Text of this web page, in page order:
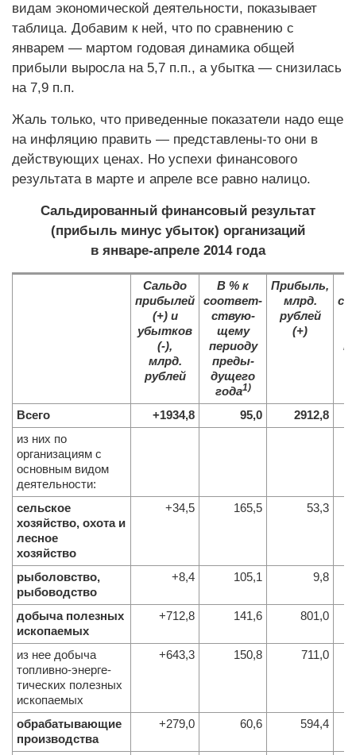
видам экономической деятельности, показывает
таблица. Добавим к ней, что по сравнению с
январем — мартом годовая динамика общей
прибыли выросла на 5,7 п.п., а убытка — снизилась
на 7,9 п.п.
Жаль только, что приведенные показатели надо еще
на инфляцию править — представлены-то они в
действующих ценах. Но успехи финансового
результата в марте и апреле все равно налицо.
Сальдированный финансовый результат
(прибыль минус убыток) организаций
в январе-апреле 2014 года
Сальдо
прибылей
(+) и
убытков
(-),
млрд.
рублей
В % к
соответ-
ствую-
щему
периоду
преды-
дущего
года1)
Прибыль,
млрд.
рублей
(+)
Всего
+1934,8 95,0
2912,8
из них по
организациям с
основным видом
деятельности:
сельское
хозяйство, охота и
лесное
хозяйство
+34,5 165,5 53,3
рыболовство,
рыбоводство
+8,4 105,1 9,8
добыча полезных
ископаемых
+712,8 141,6 801,0
из нее добыча
топливно-энерге-
тических полезных
ископаемых
+643,3 150,8 711,0
обрабатывающие
производства
+279,0 60,6 594,4